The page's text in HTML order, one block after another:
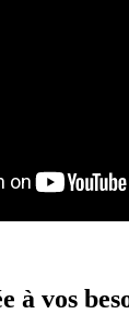
à vos